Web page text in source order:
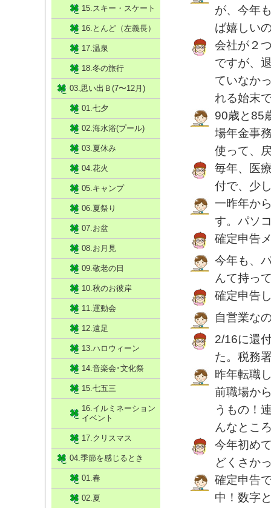
が、今年
ば嬉しい
会社が２
ですが、
ていなか
れる始末
90歳と85
場年金事
使って、
毎年、医
付で、少
一昨年か
す。パソ
確定申告
今年も、
んて持っ
確定申告
自営業な
2/16に還
た。税務
昨年転職
前職場か
うもの！
んなとこ
今年初め
どくさか
確定申告
中！数字
15.スキー・スケート
16.とんど（左義長）
17.温泉
18.冬の旅行
03.思い出Ｂ(7〜12月)
01.七夕
02.海水浴(プール)
03.夏休み
04.花火
05.キャンプ
06.夏祭り
07.お盆
08.お月見
09.敬老の日
10.秋のお彼岸
11.運動会
12.遠足
13.ハロウィーン
14.音楽会･文化祭
15.七五三
16.イルミネーション
イベント
17.クリスマス
04.季節を感じるとき
01.春
02.夏